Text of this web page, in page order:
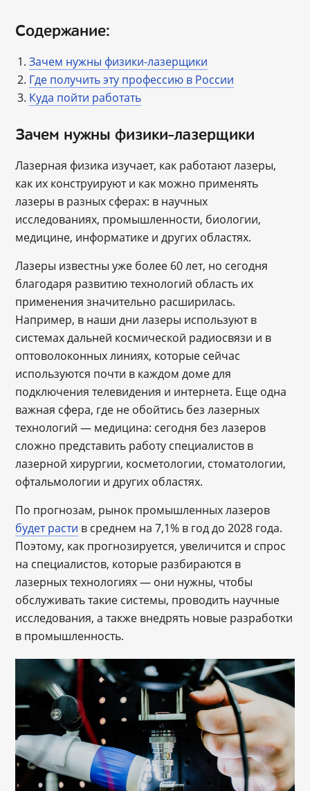
Содержание:
Зачем нужны физики-лазерщики
Где получить эту профессию в России
Куда пойти работать
Зачем нужны физики-лазерщики
Лазерная физика изучает, как работают лазеры,
как их конструируют и как можно применять
лазеры в разных сферах: в научных
исследованиях, промышленности, биологии,
медицине, информатике и других областях.
Лазеры известны уже более 60 лет, но сегодня
благодаря развитию технологий область их
применения значительно расширилась.
Например, в наши дни лазеры используют в
системах дальней космической радиосвязи и в
оптоволоконных линиях, которые сейчас
используются почти в каждом доме для
подключения телевидения и интернета. Еще одна
важная сфера, где не обойтись без лазерных
технологий — медицина: сегодня без лазеров
сложно представить работу специалистов в
лазерной хирургии, косметологии, стоматологии,
офтальмологии и других областях.
По прогнозам, рынок промышленных лазеров
будет расти в среднем на 7,1% в год до 2028 года.
Поэтому, как прогнозируется, увеличится и спрос
на специалистов, которые разбираются в
лазерных технологиях — они нужны, чтобы
обслуживать такие системы, проводить научные
исследования, а также внедрять новые разработки
в промышленность.